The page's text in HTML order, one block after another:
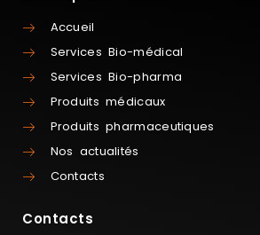
Accueil
Services Bio-médical
Services Bio-pharma
Produits médicaux
Produits pharmaceutiques
Nos actualités
Contacts
Contacts